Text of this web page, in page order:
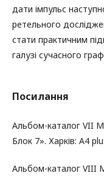
дати імпульс
ретельного
стати практичним
галузі сучасного
Посилання
Альбом-каталог VII
Блок 7». Харків: A4
Альбом-каталог VIII